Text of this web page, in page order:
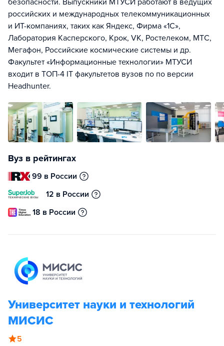
российских и международных телекоммуникационных
и ИТ-компаниях, таких как Яндекс, Фирма «1С»,
Лаборатория Касперского, Крок, VK, Ростелеком, МТС,
Мегафон, Российские космические системы и др.
Факультет «Информационные технологии» МТУСИ
входит в ТОП-4 IT факультетов вузов по по версии
Headhunter.
Вуз в рейтингах
99 в России
12 в России
18 в России
Университет науки и технологий
МИСИС
5